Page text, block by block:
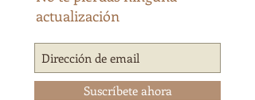
actualización
Suscríbete ahora